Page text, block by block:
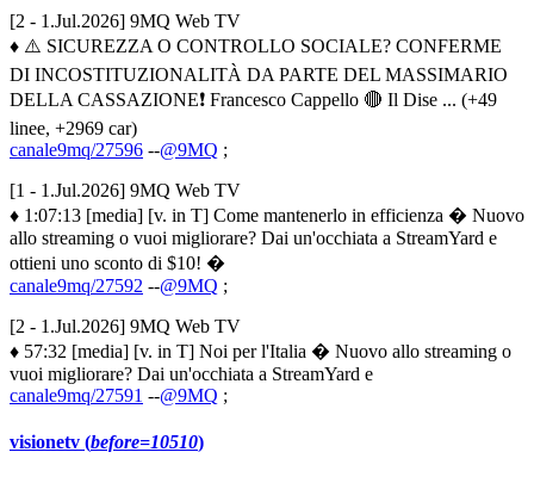
[2 - 1.Jul.2026] 9MQ Web TV
♦ ⚠️ SICUREZZA O CONTROLLO SOCIALE? CONFERME
DI INCOSTITUZIONALITÀ DA PARTE DEL MASSIMARIO
DELLA CASSAZIONE❗️ Francesco Cappello 🔴 Il Dise ... (+49
linee, +2969 car)
canale9mq/27596 --@9MQ ;
[1 - 1.Jul.2026] 9MQ Web TV
♦ 1:07:13 [media] [v. in T] Come mantenerlo in efficienza � Nuovo
allo streaming o vuoi migliorare? Dai un'occhiata a StreamYard e
ottieni uno sconto di $10! �
canale9mq/27592 --@9MQ ;
[2 - 1.Jul.2026] 9MQ Web TV
♦ 57:32 [media] [v. in T] Noi per l'Italia � Nuovo allo streaming o
vuoi migliorare? Dai un'occhiata a StreamYard e
canale9mq/27591 --@9MQ ;
visionetv (before=10510)